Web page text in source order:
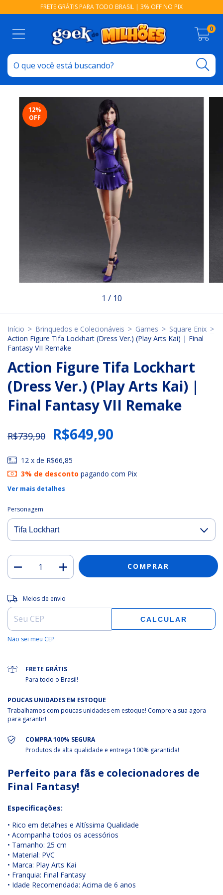
FRETE GRÁTIS PARA TODO BRASIL | 3% OFF NO PIX
0
12%
OFF
1 / 10
Início > Brinquedos e Colecionáveis > Games > Square Enix >
Action Figure Tifa Lockhart (Dress Ver.) (Play Arts Kai) | Final
Fantasy VII Remake
Action Figure Tifa Lockhart
(Dress Ver.) (Play Arts Kai) |
Final Fantasy VII Remake
R$739,90 R$649,90
12 x de R$66,85
3% de desconto pagando com Pix
Ver mais detalhes
Personagem
Entregas para o CEP:
Meios de envio
CALCULAR
Não sei meu CEP
FRETE GRÁTIS
Para todo o Brasil!
POUCAS UNIDADES EM ESTOQUE
Trabalhamos com poucas unidades em estoque! Compre a sua agora
para garantir!
COMPRA 100% SEGURA
Produtos de alta qualidade e entrega 100% garantida!
Perfeito para fãs e colecionadores de
Final Fantasy!
Especificações:
• Rico em detalhes e Altíssima Qualidade
• Acompanha todos os acessórios
• Tamanho: 25 cm
• Material: PVC
• Marca: Play Arts Kai
• Franquia: Final Fantasy
• Idade Recomendada: Acima de 6 anos